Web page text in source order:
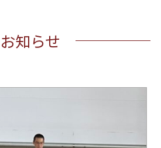
お知らせ